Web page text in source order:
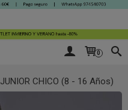
0
JUNIOR CHICO (8 - 16 Años)